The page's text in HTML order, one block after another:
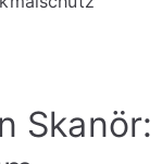
Skanör: